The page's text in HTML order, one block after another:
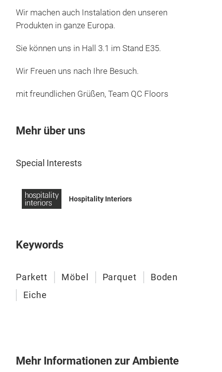
Wir machen auch Instalation den unseren
Produkten in ganze Europa.
Sie können uns in Hall 3.1 im Stand E35.
Wir Freuen uns nach Ihre Besuch.
mit freundlichen Grüßen, Team QC Floors
Mehr über uns
Special Interests
Hospitality Interiors
Keywords
Parkett Möbel Parquet
Boden
Eiche
Mehr Informationen zur Ambiente